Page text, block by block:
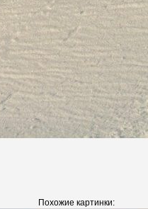
Похожие картинки: